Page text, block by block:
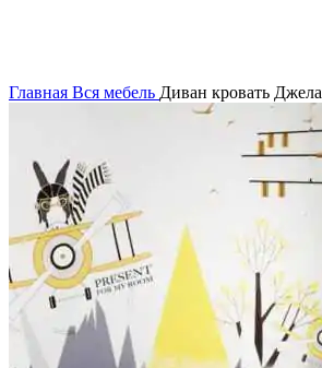
Главная Вся мебель Диван кровать